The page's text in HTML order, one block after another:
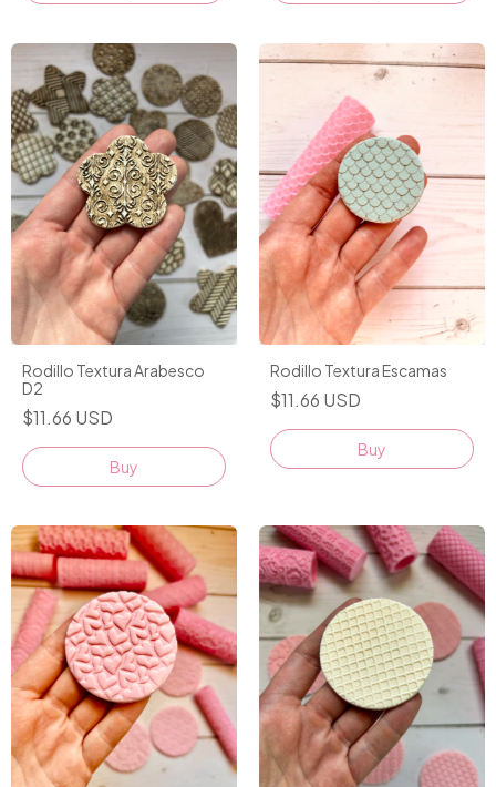
Rodillo Textura Arabesco
D2
$11.66 USD
Rodillo Textura Escamas
$11.66 USD